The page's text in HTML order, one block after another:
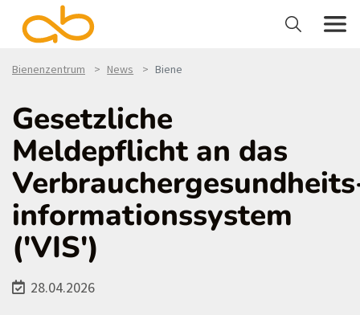
Bienenzentrum News Biene
Gesetzliche
Meldepflicht an das
informationssystem
('VIS')
28.04.2026